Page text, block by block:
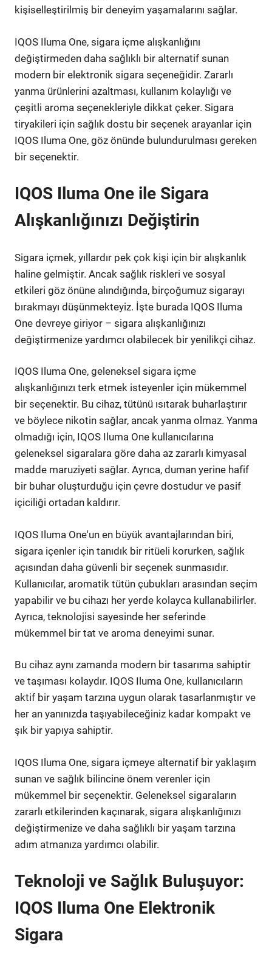
kişiselleştirilmiş bir deneyim yaşamalarını sağlar.
IQOS Iluma One, sigara içme alışkanlığını
değiştirmeden daha sağlıklı bir alternatif sunan
modern bir elektronik sigara seçeneğidir. Zararlı
yanma ürünlerini azaltması, kullanım kolaylığı ve
çeşitli aroma seçenekleriyle dikkat çeker. Sigara
tiryakileri için sağlık dostu bir seçenek arayanlar için
IQOS Iluma One, göz önünde bulundurulması gereken
bir seçenektir.
IQOS Iluma One ile Sigara
Alışkanlığınızı Değiştirin
Sigara içmek, yıllardır pek çok kişi için bir alışkanlık
haline gelmiştir. Ancak sağlık riskleri ve sosyal
etkileri göz önüne alındığında, birçoğumuz sigarayı
bırakmayı düşünmekteyiz. İşte burada IQOS Iluma
One devreye giriyor – sigara alışkanlığınızı
değiştirmenize yardımcı olabilecek bir yenilikçi cihaz.
IQOS Iluma One, geleneksel sigara içme
alışkanlığınızı terk etmek isteyenler için mükemmel
bir seçenektir. Bu cihaz, tütünü ısıtarak buharlaştırır
ve böylece nikotin sağlar, ancak yanma olmaz. Yanma
olmadığı için, IQOS Iluma One kullanıcılarına
geleneksel sigaralara göre daha az zararlı kimyasal
madde maruziyeti sağlar. Ayrıca, duman yerine hafif
bir buhar oluşturduğu için çevre dostudur ve pasif
içiciliği ortadan kaldırır.
IQOS Iluma One'un en büyük avantajlarından biri,
sigara içenler için tanıdık bir ritüeli korurken, sağlık
açısından daha güvenli bir seçenek sunmasıdır.
Kullanıcılar, aromatik tütün çubukları arasından seçim
yapabilir ve bu cihazı her yerde kolayca kullanabilirler.
Ayrıca, teknolojisi sayesinde her seferinde
mükemmel bir tat ve aroma deneyimi sunar.
Bu cihaz aynı zamanda modern bir tasarıma sahiptir
ve taşıması kolaydır. IQOS Iluma One, kullanıcıların
aktif bir yaşam tarzına uygun olarak tasarlanmıştır ve
her an yanınızda taşıyabileceğiniz kadar kompakt ve
şık bir yapıya sahiptir.
IQOS Iluma One, sigara içmeye alternatif bir yaklaşım
sunan ve sağlık bilincine önem verenler için
mükemmel bir seçenektir. Geleneksel sigaraların
zararlı etkilerinden kaçınarak, sigara alışkanlığınızı
değiştirmenize ve daha sağlıklı bir yaşam tarzına
adım atmanıza yardımcı olabilir.
Teknoloji ve Sağlık Buluşuyor:
IQOS Iluma One Elektronik
Sigara